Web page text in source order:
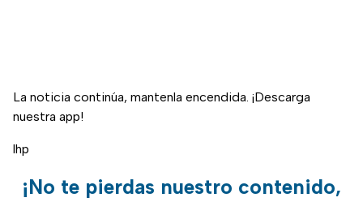
La noticia continúa, mantenla encendida. ¡Descarga
nuestra app!
lhp
¡No te pierdas nuestro contenido,